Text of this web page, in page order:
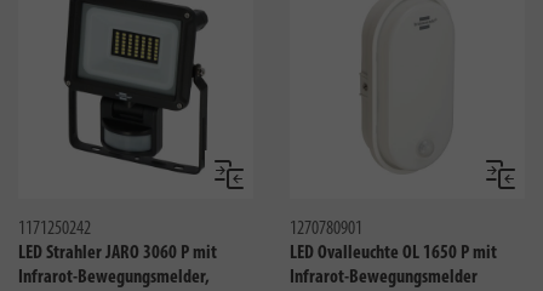
Vergleichen
1171250242
LED Strahler JARO 3060 P mit
Infrarot-Bewegungsmelder,
1270780901
LED Ovalleuchte OL 1650 P mit
Infrarot-Bewegungsmelder